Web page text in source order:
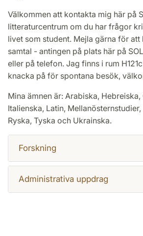
Välkommen att kontakta mig här på
litteraturcentrum om du har frågor
livet som student. Mejla gärna för
samtal - antingen på plats här på
eller på telefon. Jag finns i rum
knacka på för spontana besök,
Mina ämnen är: Arabiska, Hebreiska,
Italienska, Latin,
Ryska, Tyska och Ukrainska.
Forskning
Administrativa uppdrag